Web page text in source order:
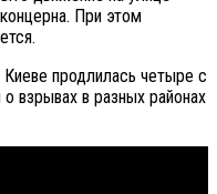
При этом
продлилась четыре с
взрывах в разных районах